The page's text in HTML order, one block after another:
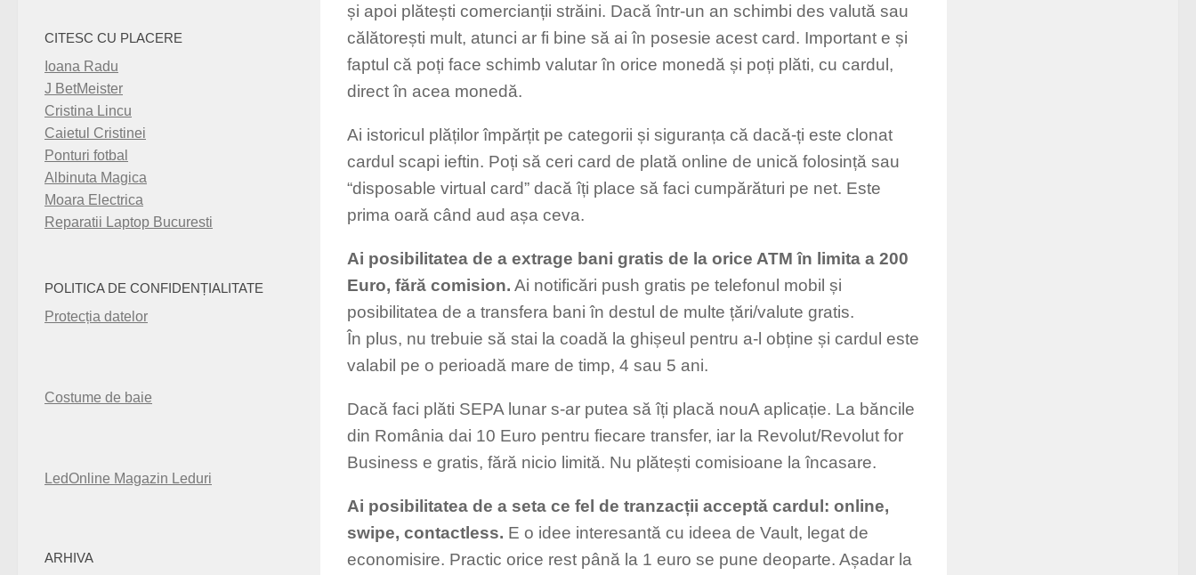
și apoi plătești comercianții străini. Dacă într-un an schimbi des valută sau
călătorești mult, atunci ar fi bine să ai în posesie acest card. Important e și
faptul că poți face schimb valutar în orice monedă și poți plăti, cu cardul,
direct în acea monedă.
Ai istoricul plăților împărțit pe categorii și siguranța că dacă-ți este clonat
cardul scapi ieftin. Poți să ceri card de plată online de unică folosință sau
“disposable virtual card” dacă îți place să faci cumpărături pe net. Este
prima oară când aud așa ceva.
Ai posibilitatea de a extrage bani gratis de la orice ATM în limita a 200
Euro, fără comision. Ai notificări push gratis pe telefonul mobil și
posibilitatea de a transfera bani în destul de multe țări/valute gratis.
În plus, nu trebuie să stai la coadă la ghișeul pentru a-l obține și cardul este
valabil pe o perioadă mare de timp, 4 sau 5 ani.
Dacă faci plăti SEPA lunar s-ar putea să îți placă nouA aplicație. La băncile
din România dai 10 Euro pentru fiecare transfer, iar la Revolut/Revolut for
Business e gratis, fără nicio limită. Nu plătești comisioane la încasare.
Ai posibilitatea de a seta ce fel de tranzacții acceptă cardul: online,
swipe, contactless. E o idee interesantă cu ideea de Vault, legat de
economisire. Practic orice rest până la 1 euro se pune deoparte. Așadar la
CITESC CU PLACERE
Ioana Radu
J BetMeister
Cristina Lincu
Caietul Cristinei
Ponturi fotbal
Albinuta Magica
Moara Electrica
Reparatii Laptop Bucuresti
POLITICA DE CONFIDENȚIALITATE
Protecția datelor
Costume de baie
LedOnline Magazin Leduri
ARHIVA